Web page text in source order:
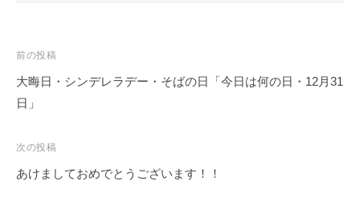
投
稿
ナ
ゲ
ー
前の投稿
大晦日・シンデレラデー・そばの日「今日は何の日・12月31
日」
次の投稿
あけましておめでとうございます！！